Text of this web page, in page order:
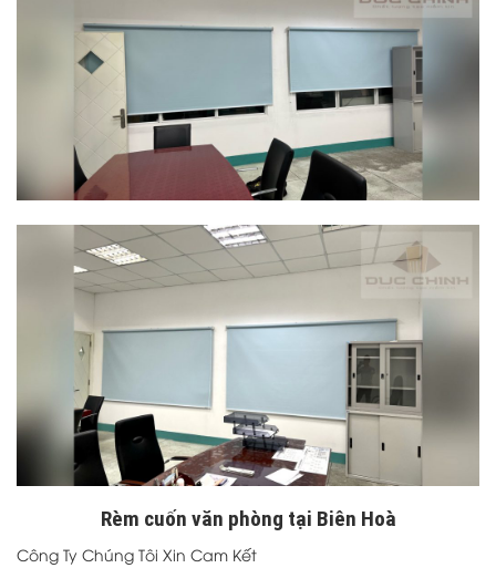
Rèm cuốn văn phòng tại Biên Hoà
Công Ty Chúng Tôi Xin Cam Kết